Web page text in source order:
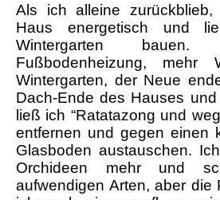
Als ich alleine
Haus energetisch und
Wintergarten
Fußbodenheizung, mehr
Wintergarten, der Neue
Dach-Ende des Hauses
ließ ich “Ratatazong und
entfernen und gegen einen
Glasboden austauschen.
Orchideen mehr und
aufwendigen Arten, aber die